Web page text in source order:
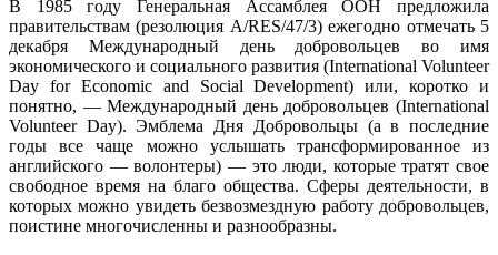
В 1985 году Генеральная Ассамблея ООН предложила
правительствам (резолюция A/RES/47/3) ежегодно отмечать 5
декабря Международный день добровольцев во имя
экономического и социального развития (International Volunteer
Day for Economic and Social Development) или, коротко и
понятно, — Международный день добровольцев (International
Volunteer Day). Эмблема Дня Добровольцы (а в последние
годы все чаще можно услышать трансформированное из
английского — волонтеры) — это люди, которые тратят свое
свободное время на благо общества. Сферы деятельности, в
которых можно увидеть безвозмездную работу добровольцев,
поистине многочисленны и разнообразны.